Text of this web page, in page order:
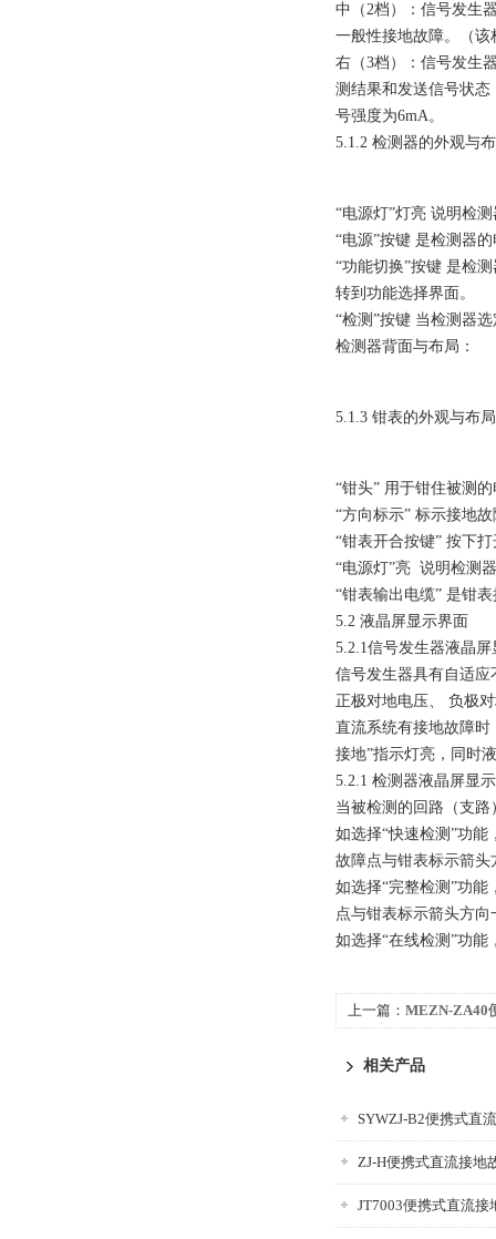
中（2档）：信号发生
一般性接地故障。（
右（3档）：信号发生
测结果和发送信号状
号强度为6mA。
5.1.2 检测器的外观与
“电源灯”灯亮 说明检
“电源”按键 是检测器
“功能切换”按键 是检
转到功能选择界面。
“检测”按键 当检测器
检测器背面与布局：
5.1.3 钳表的外观与布
“钳头” 用于钳住被测
“方向标示” 标示接地
“钳表开合按键” 按下
“电源灯”亮 说明检测
“钳表输出电缆” 是钳
5.2 液晶屏显示界面
5.2.1信号发生器液晶
信号发生器具有自适应
正极对地电压、 负极
直流系统有接地故障时
接地”指示灯亮，同时
5.2.1 检测器液晶屏显
当被检测的回路（支
如选择“快速检测”功
故障点与钳表标示箭头
如选择“完整检测”功
点与钳表标示箭头方
如选择“在线检测”功
上一篇： MEZN-ZA40
相关产品
SYWZJ-B2便携式直
ZJ-H便携式直流接地
JT7003便携式直流接